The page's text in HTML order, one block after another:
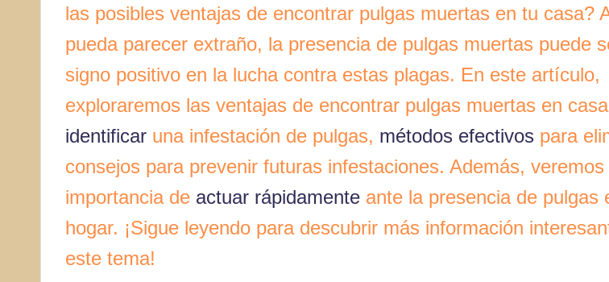
las posibles ventajas de encontrar pulgas muertas en tu casa?
pueda parecer extraño, la presencia de pulgas muertas puede
signo positivo en la lucha contra estas plagas. En este artículo,
exploraremos las ventajas de encontrar pulgas muertas en
identificar una infestación de pulgas, métodos efectivos para
consejos para prevenir futuras infestaciones. Además, veremos
importancia de actuar rápidamente ante la presencia de pulgas
hogar. ¡Sigue leyendo para descubrir más información
este tema!